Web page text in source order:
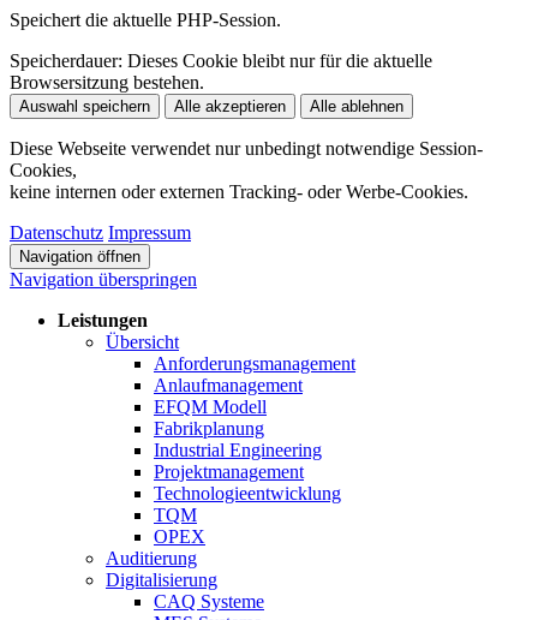
Speichert die aktuelle PHP-Session.
Speicherdauer: Dieses Cookie bleibt nur für die aktuelle
Browsersitzung bestehen.
Auswahl speichern Alle akzeptieren Alle ablehnen
Diese Webseite verwendet nur unbedingt notwendige Session-
Cookies,
keine internen oder externen Tracking- oder Werbe-Cookies.
Datenschutz Impressum
Navigation öffnen
Navigation überspringen
Leistungen
Übersicht
Anforderungsmanagement
Anlaufmanagement
EFQM Modell
Fabrikplanung
Industrial Engineering
Projektmanagement
Technologieentwicklung
TQM
OPEX
Auditierung
Digitalisierung
CAQ Systeme